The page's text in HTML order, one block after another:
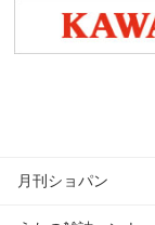
月刊ショパン